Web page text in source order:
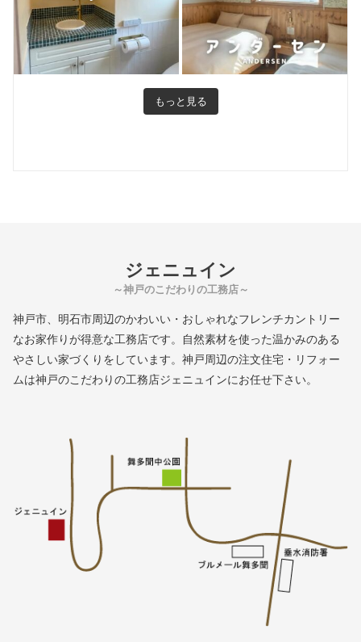
もっと見る
ジェニュイン
～神戸のこだわりの工務店～
神戸市、明石市周辺のかわいい・おしゃれなフレンチカントリー
なお家作りが得意な工務店です。自然素材を使った温かみのある
やさしい家づくりをしています。神戸周辺の注文住宅・リフォー
ムは神戸のこだわりの工務店ジェニュインにお任せ下さい。